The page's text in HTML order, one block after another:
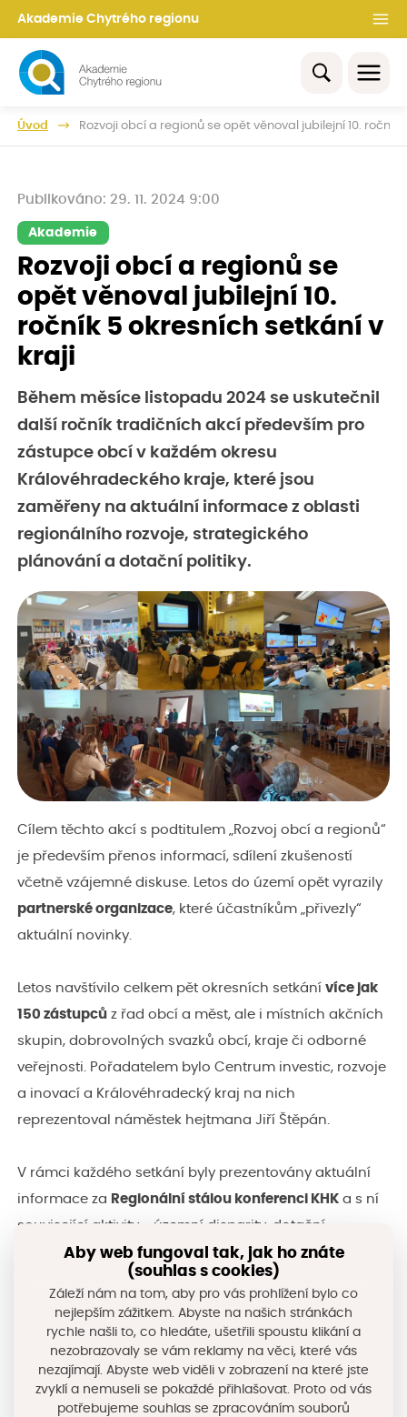
Akademie Chytrého regionu
Úvod Rozvoji obcí a regionů se opět věnoval jubilejní 10.
Publikováno: 29. 11. 2024 9:00
Akademie
Rozvoji obcí a regionů se
opět věnoval jubilejní 10.
ročník 5 okresních setkání v
kraji
Během měsíce listopadu 2024 se uskutečnil
další ročník tradičních akcí především pro
zástupce obcí v každém okresu
Královéhradeckého kraje, které jsou
zaměřeny na aktuální informace z oblasti
regionálního rozvoje, strategického
plánování a dotační politiky.
Cílem těchto akcí s podtitulem „Rozvoj obcí a regionů“
je především přenos informací, sdílení zkušeností
včetně vzájemné diskuse. Letos do území opět vyrazily
partnerské organizace, které účastníkům „přivezly“
aktuální novinky.
Letos navštívilo celkem pět okresních setkání více jak
150 zástupců z řad obcí a měst, ale i místních akčních
skupin, dobrovolných svazků obcí, kraje či odborné
veřejnosti. Pořadatelem bylo Centrum investic, rozvoje
a inovací a Královéhradecký kraj na nich
reprezentoval náměstek hejtmana Jiří Štěpán.
V rámci každého setkání byly prezentovány aktuální
informace za Regionální stálou konferenci KHK a s ní
související aktivity - územní disparity, dotační
příležitosti, příprava 2028+ apod. (CIRI), ale i za oblast
regionálního rozvoje KHK (Krajský úřad KHK – odbor
RR, grantů a dotací).
Následovaly prezentace místních akčních skupin,
Centra pro regionální rozvoj ČR, Státního fondu
podpory investic, agentury CzechInvest, Broadband
Aby web fungoval tak, jak ho znáte
(souhlas s cookies)
Záleží nám na tom, aby pro vás prohlížení bylo co
nejlepším zážitkem. Abyste na našich stránkách
rychle našli to, co hledáte, ušetřili spoustu klikání a
nezobrazovaly se vám reklamy na věci, které vás
nezajímají. Abyste web viděli v zobrazení na které jste
zvyklí a nemuseli se pokaždé přihlašovat. Proto od vás
potřebujeme souhlas se zpracováním souborů